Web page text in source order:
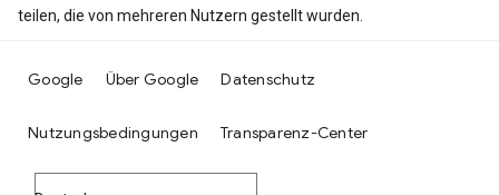
teilen, die von mehreren Nutzern gestellt wurden.
Google Über Google Datenschutz
Nutzungsbedingungen Transparenz-Center